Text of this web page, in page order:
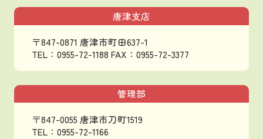
唐津支店
〒847-0871 唐津市町田637-1
TEL：0955-72-1188 FAX：0955-72-3377
管理部
〒847-0055 唐津市刀町1519
TEL：0955-72-1166